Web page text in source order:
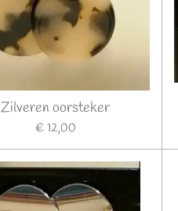
Zilveren oorsteker
€ 12,00